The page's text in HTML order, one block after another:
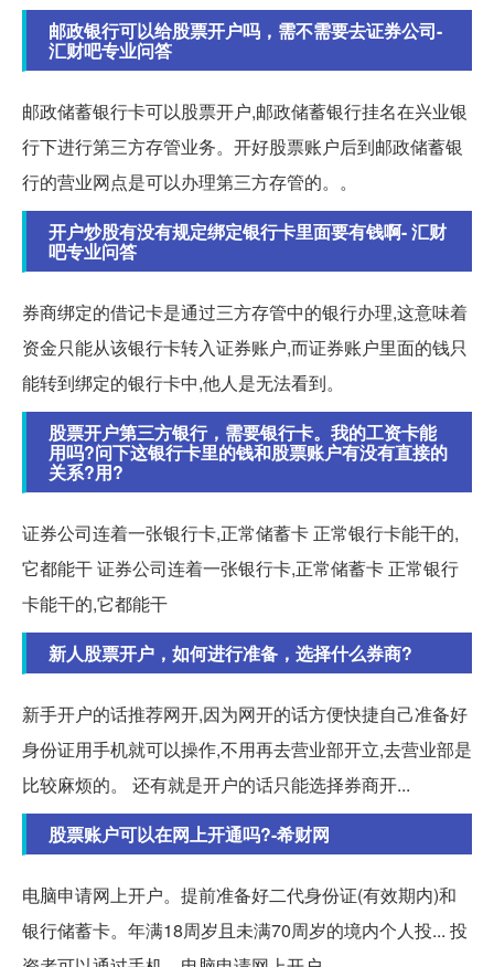
邮政银行可以给股票开户吗，需不需要去证券公司-
汇财吧专业问答
邮政储蓄银行卡可以股票开户,邮政储蓄银行挂名在兴业银
行下进行第三方存管业务。开好股票账户后到邮政储蓄银
行的营业网点是可以办理第三方存管的。。
开户炒股有没有规定绑定银行卡里面要有钱啊- 汇财
吧专业问答
券商绑定的借记卡是通过三方存管中的银行办理,这意味着
资金只能从该银行卡转入证券账户,而证券账户里面的钱只
能转到绑定的银行卡中,他人是无法看到。
股票开户第三方银行，需要银行卡。我的工资卡能
用吗?问下这银行卡里的钱和股票账户有没有直接的
关系?用?
证券公司连着一张银行卡,正常储蓄卡 正常银行卡能干的,
它都能干 证券公司连着一张银行卡,正常储蓄卡 正常银行
卡能干的,它都能干
新人股票开户，如何进行准备，选择什么券商?
新手开户的话推荐网开,因为网开的话方便快捷自己准备好
身份证用手机就可以操作,不用再去营业部开立,去营业部是
比较麻烦的。 还有就是开户的话只能选择券商开...
股票账户可以在网上开通吗?-希财网
电脑申请网上开户。提前准备好二代身份证(有效期内)和
银行储蓄卡。年满18周岁且未满70周岁的境内个人投... 投